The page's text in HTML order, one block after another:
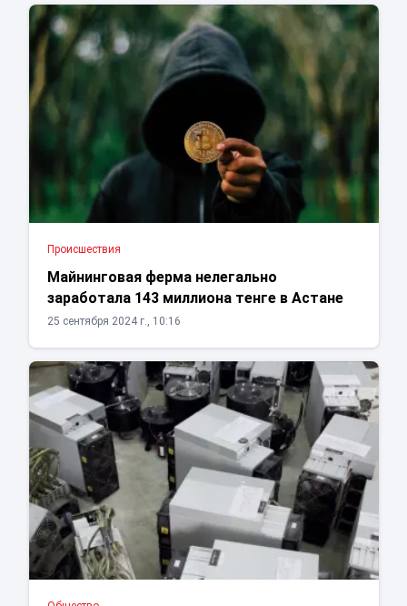
Проиcшествия
Майнинговая ферма нелегально
заработала 143 миллиона тенге в Астане
25 сентября 2024 г., 10:16